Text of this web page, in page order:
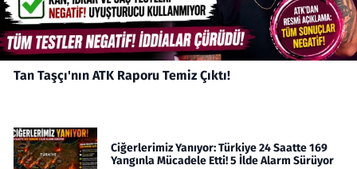
Tan Taşçı'nın ATK Raporu Temiz Çıktı!
Ciğerlerimiz Yanıyor: Türkiye 24 Saatte 169
Yangınla Mücadele Etti! 5 İlde Alarm Sürüyor